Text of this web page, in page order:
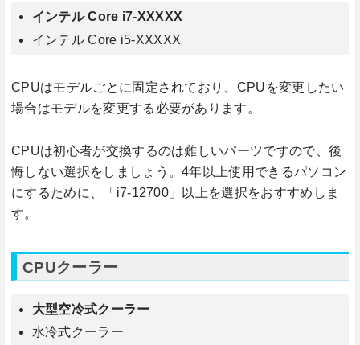
インテル Core i7-XXXXX
インテル Core i5-XXXXX
CPUはモデルごとに固定されており、CPUを変更したい
場合はモデルを変更する必要があります。
CPUは初心者が交換するのは難しいパーツですので、後
悔しない選択をしましょう。4年以上使用できるパソコン
にするために、「i7-12700」以上を選択をおすすめしま
す。
CPUクーラー
大型空冷式クーラー
水冷式クーラー